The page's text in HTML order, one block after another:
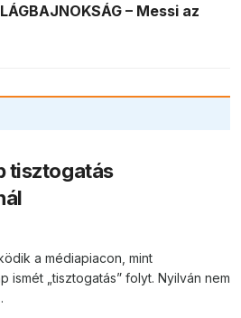
– Messi az
tisztogatás
a médiapiacon, mint
ismét „tisztogatás” folyt. Nyilván nem